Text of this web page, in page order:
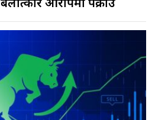
आरोपमा पक्राउ